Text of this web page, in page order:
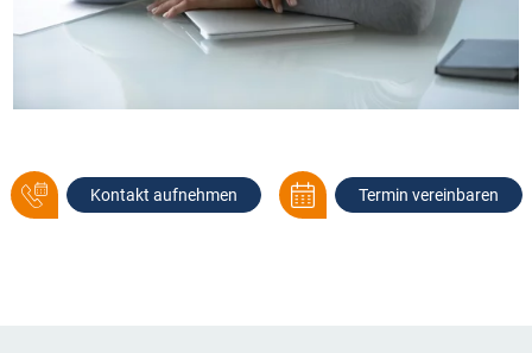
Kontakt aufnehmen Termin vereinbaren